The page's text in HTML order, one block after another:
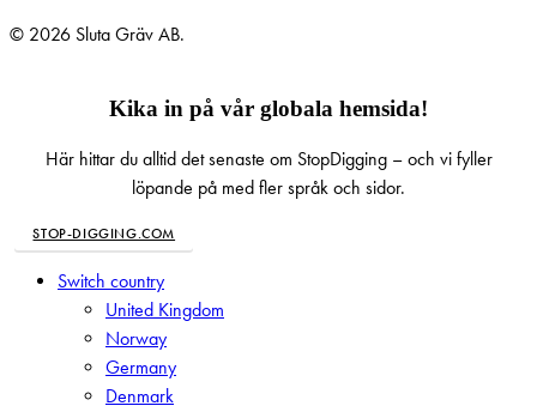
© 2026 Sluta Gräv AB.
Kika in på vår globala hemsida!
Här hittar du alltid det senaste om StopDigging – och vi fyller
löpande på med fler språk och sidor.
STOP-DIGGING.COM
Close
Switch country
United Kingdom
Norway
Germany
Denmark